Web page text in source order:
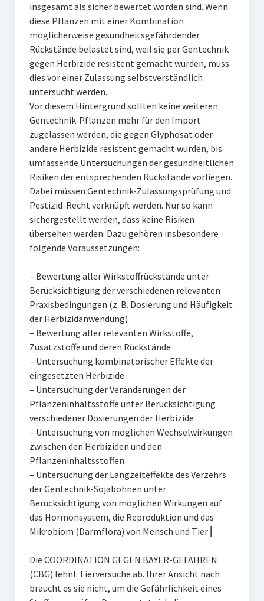
insgesamt als sicher bewertet worden sind. Wenn
diese Pflanzen mit einer Kombination
möglicherweise gesundheitsgefährdender
Rückstände belastet sind, weil sie per Gentechnik
gegen Herbizide resistent gemacht wurden, muss
dies vor einer Zulassung selbstverständlich
untersucht werden.
Vor diesem Hintergrund sollten keine weiteren
Gentechnik-Pflanzen mehr für den Import
zugelassen werden, die gegen Glyphosat oder
andere Herbizide resistent gemacht wurden, bis
umfassende Untersuchungen der gesundheitlichen
Risiken der entsprechenden Rückstände vorliegen.
Dabei müssen Gentechnik-Zulassungsprüfung und
Pestizid-Recht verknüpft werden. Nur so kann
sichergestellt werden, dass keine Risiken
übersehen werden. Dazu gehören insbesondere
folgende Voraussetzungen:
– Bewertung aller Wirkstoffrückstände unter
Berücksichtigung der verschiedenen relevanten
Praxisbedingungen (z. B. Dosierung und Häufigkeit
der Herbizidanwendung)
– Bewertung aller relevanten Wirkstoffe,
Zusatzstoffe und deren Rückstände
– Untersuchung kombinatorischer Effekte der
eingesetzten Herbizide
– Untersuchung der Veränderungen der
Pflanzeninhaltsstoffe unter Berücksichtigung
verschiedener Dosierungen der Herbizide
– Untersuchung von möglichen Wechselwirkungen
zwischen den Herbiziden und den
Pflanzeninhaltsstoffen
– Untersuchung der Langzeiteffekte des Verzehrs
der Gentechnik-Sojabohnen unter
Berücksichtigung von möglichen Wirkungen auf
das Hormonsystem, die Reproduktion und das
Mikrobiom (Darmflora) von Mensch und Tier ⎜
Die COORDINATION GEGEN BAYER-GEFAHREN
(CBG) lehnt Tierversuche ab. Ihrer Ansicht nach
braucht es sie nicht, um die Gefährlichkeit eines